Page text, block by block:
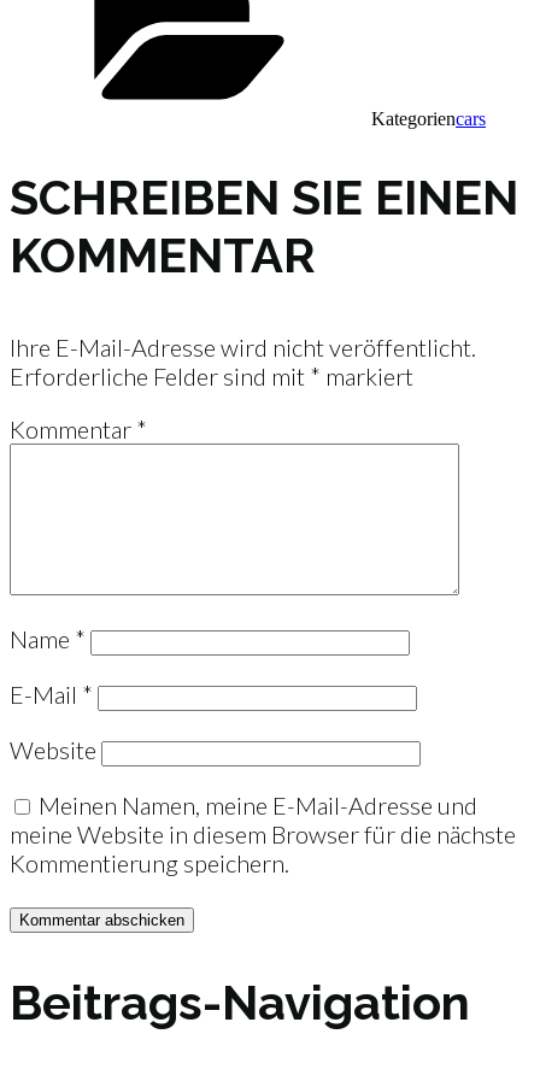
Kategoriencars
SCHREIBEN SIE EINEN
KOMMENTAR
Ihre E-Mail-Adresse wird nicht veröffentlicht.
Erforderliche Felder sind mit * markiert
Kommentar *
Name *
E-Mail *
Website
Meinen Namen, meine E-Mail-Adresse und
meine Website in diesem Browser für die nächste
Kommentierung speichern.
Beitrags-Navigation